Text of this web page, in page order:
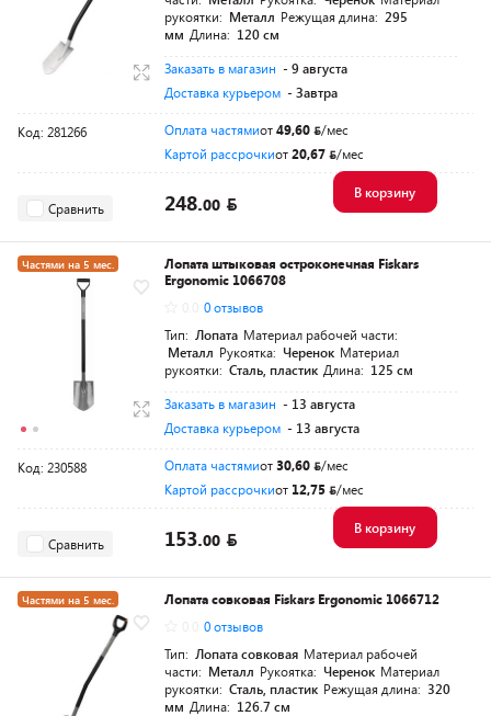
рукоятки: Металл Режущая длина: 295
мм Длина: 120 см
Заказать в магазин - 9 августа
Доставка курьером - Завтра
Код: 281266 Оплата частямиот49,60
/мес
Картой рассрочкиот20,67 /мес
Сравнить 248.00
В корзину
Частями на 5 мес.
Разумная цена
Лопата штыковая остроконечная Fiskars
Ergonomic 1066708
0 отзывов
Тип: Лопата Материал рабочей части:
Металл Рукоятка: Черенок Материал
рукоятки: Сталь, пластик Длина: 125 см
Заказать в магазин - 13 августа
Доставка курьером - 13 августа
Код: 230588 Оплата частямиот30,60
/мес
Картой рассрочкиот 12,75 /мес
Сравнить 153.00
В корзину
Частями на 5 мес.
Лопата совковая Fiskars Ergonomic 1066712
0 отзывов
Тип: Лопата совковая Материал рабочей
части: Металл Рукоятка: Черенок Материал
рукоятки: Сталь, пластик Режущая длина: 320
мм Длина: 126.7 см